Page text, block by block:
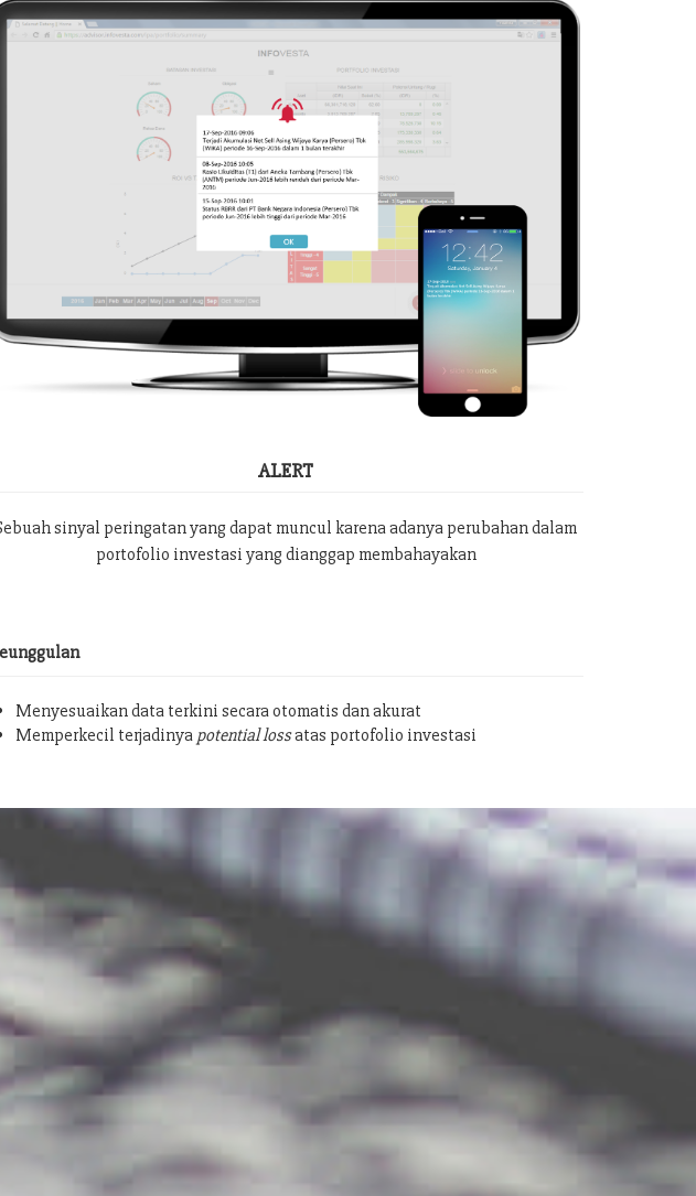
ALERT
sinyal peringatan yang dapat muncul karena adanya perubahan dalam
portofolio investasi yang dianggap membahayakan
Menyesuaikan data terkini secara otomatis dan akurat
Memperkecil terjadinya potential lossatas portofolio investasi